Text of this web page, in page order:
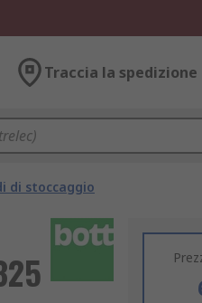
Traccia la spedizione
di stoccaggio